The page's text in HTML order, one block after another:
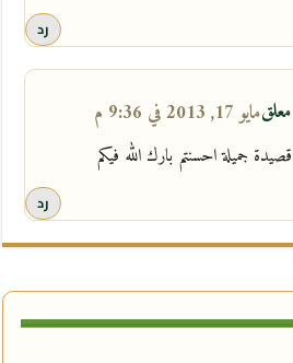
رد
معلقمايو 17, 2013 في 9:36 م
قصيدة جميلة احسنتم بارك الله فيكم
رد